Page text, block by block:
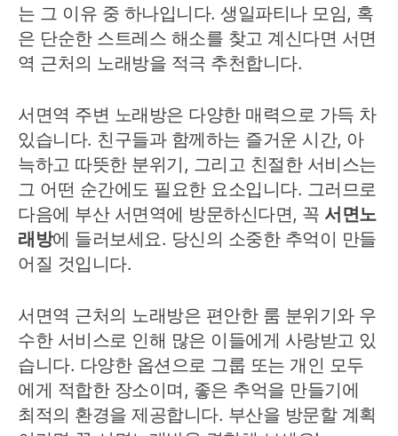
는 그 이유 중 하나입니다. 생일파티나 모임, 혹
은 단순한 스트레스 해소를 찾고 계신다면 서면
역 근처의 노래방을 적극 추천합니다.
서면역 주변 노래방은 다양한 매력으로 가득 차
있습니다. 친구들과 함께하는 즐거운 시간, 아
늑하고 따뜻한 분위기, 그리고 친절한 서비스는
그 어떤 순간에도 필요한 요소입니다. 그러므로
다음에 부산 서면역에 방문하신다면, 꼭 서면노
래방에 들러보세요. 당신의 소중한 추억이 만들
어질 것입니다.
서면역 근처의 노래방은 편안한 룸 분위기와 우
수한 서비스로 인해 많은 이들에게 사랑받고 있
습니다. 다양한 옵션으로 그룹 또는 개인 모두
에게 적합한 장소이며, 좋은 추억을 만들기에
최적의 환경을 제공합니다. 부산을 방문할 계획